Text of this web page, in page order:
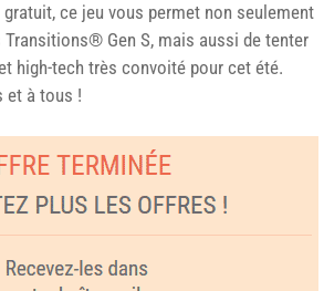
gratuit, ce jeu vous permet non seulement
Gen S, mais aussi de tenter
high-tech très convoité pour cet été.
et à tous !